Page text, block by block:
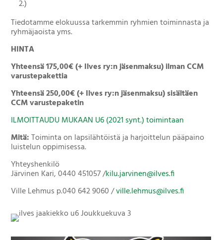
2.)
Tiedotamme elokuussa tarkemmin ryhmien toiminnasta ja
ryhmäjaoista yms.
HINTA
Yhteensä 175,00€ (+ Ilves ry:n jäsenmaksu) ilman CCM
varustepakettia
Yhteensä 250,00€ (+ Ilves ry:n jäsenmaksu) sisältäen
CCM varustepaketin
ILMOITTAUDU MUKAAN U6 (2021 synt.) toimintaan
Mitä:Toiminta on lapsilähtöistä ja harjoittelun pääpaino
luistelun oppimisessa.
Yhteyshenkilö
Järvinen Kari, 0440 451057 /kilu.jarvinen@ilves.fi
Ville Lehmus p.040 642 9060 /ville.lehmus@ilves.fi